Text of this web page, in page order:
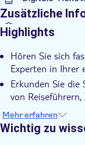
Zusätzliche
Highlights
Hören Sie sich
Experten in Ihrer
Erkunden Sie die
von
Erfahren Sie alles
sein Erbe
Mehr erfahren
Wichtig zu